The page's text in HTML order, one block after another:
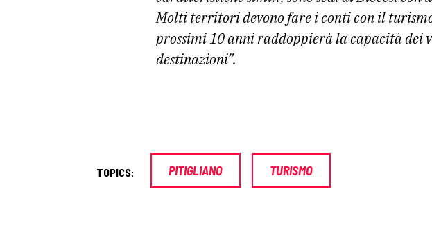
Molti territoridevono fare i conti con il
prossimi 10 anni raddoppierà lacapacità dei
destinazioni”.
TOPICS: PITIGLIANO TURISMO